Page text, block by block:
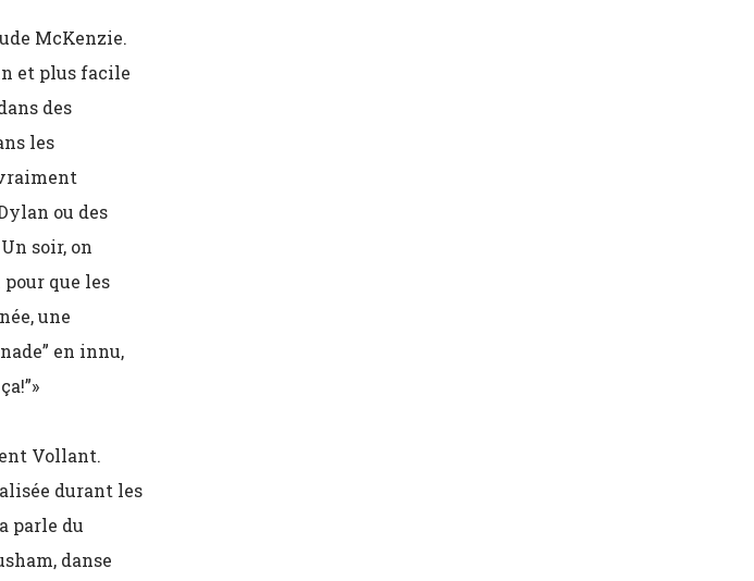
McKenzie.
et plus facile
des
les
ou des
soir, on
que les
une
en innu,
Vollant.
durant les
parle du
danse